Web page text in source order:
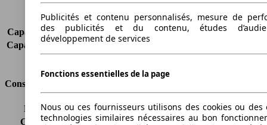
Sièges
2
Charge sur toit
-
Capacité de remorquage (sans freins) -
Capacité de remorquage (avec freins)
Consommation
Émissions de CO2*
95 g/km (komb.)
Consommation (ville)
4.3 l/100km
Publicités et contenu personnalisés, mesure de
des publicités et du contenu, études
développement de services
Fonctions essentielles de la page
Nous ou ces fournisseurs utilisons des cookies ou des
technologies similaires nécessaires au bon